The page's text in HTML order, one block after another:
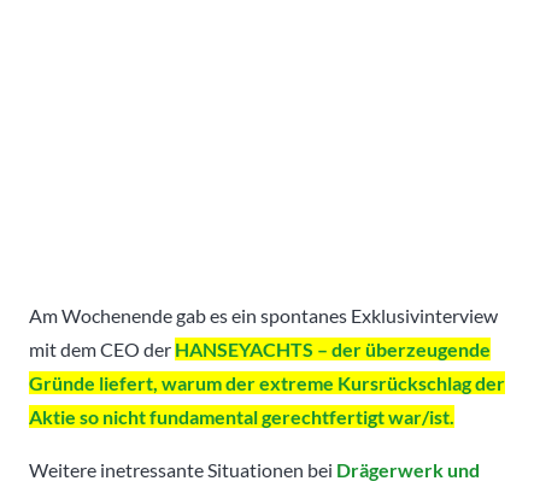
Am Wochenende gab es ein spontanes Exklusivinterview
mit dem CEO der HANSEYACHTS – der überzeugende
Gründe liefert, warum der extreme Kursrückschlag der
Aktie so nicht fundamental gerechtfertigt war/ist.
Weitere inetressante Situationen bei Drägerwerk und